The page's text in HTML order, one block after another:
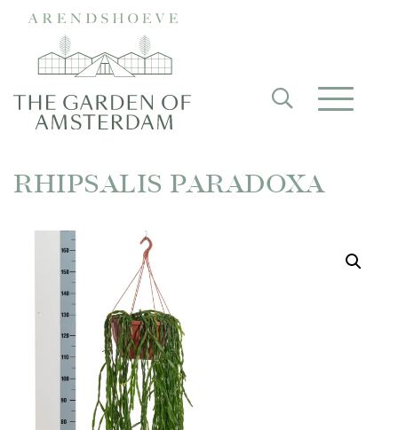
RHIPSALIS PARADOXA